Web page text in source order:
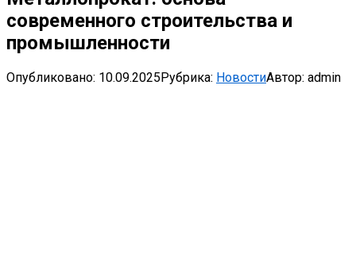
современного строительства и
промышленности
Опубликовано: 10.09.2025Рубрика: НовостиАвтор: admin